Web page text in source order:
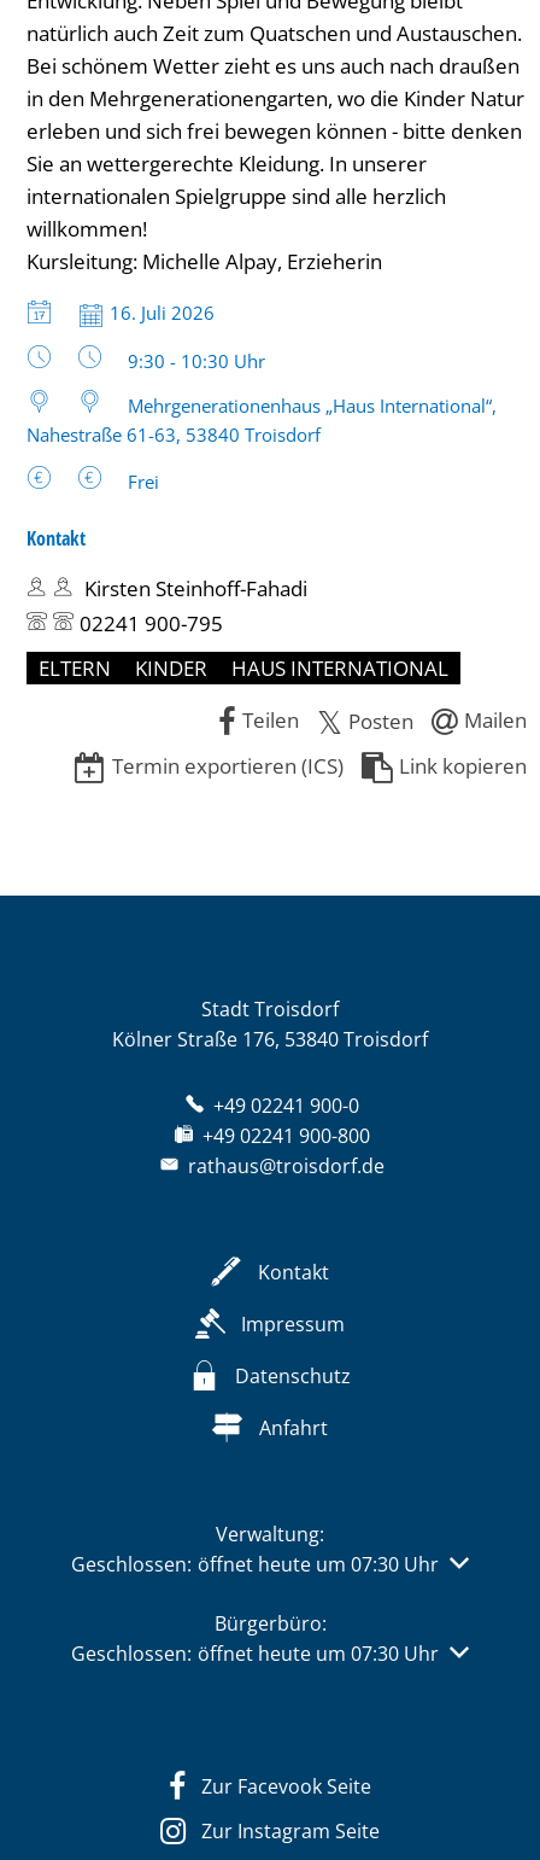
natürlich auch Zeit zum Quatschen und Austauschen.
Bei schönem Wetter zieht es uns auch nach draußen
in den Mehrgenerationengarten, wo die Kinder Natur
erleben und sich frei bewegen können - bitte denken
Sie an wettergerechte Kleidung. In unserer
internationalen Spielgruppe sind alle herzlich
willkommen!
Kursleitung: Michelle Alpay, Erzieherin
Datum:
16. Juli 2026
Uhrzeit:
9:30 - 10:30 Uhr
Mehrgenerationenhaus „Haus International“,
Nahestraße 61-63, 53840 Troisdorf
Frei
Kontakt
Kirsten Steinhoff-Fahadi
02241 900-795
ELTERN
KINDER
HAUS INTERNATIONAL
Teilen
Posten
Mailen
Termin exportieren (ICS)
Link kopieren
Stadt Troisdorf
Kölner Straße 176, 53840 Troisdorf
+49 02241 900-0
+49 02241 900-800
rathaus@troisdorf.de
Kontakt
Impressum
Datenschutz
Anfahrt
Verwaltung:
Klicken, um weitere Öffnungs- oder Schließzeiten
Geschlossen: öffnet heute um 07:30 Uhr
Bürgerbüro:
Klicken, um weitere Öffnungs- oder Schließzeiten
Geschlossen: öffnet heute um 07:30 Uhr
Zur Facevook Seite
Zur Instagram Seite